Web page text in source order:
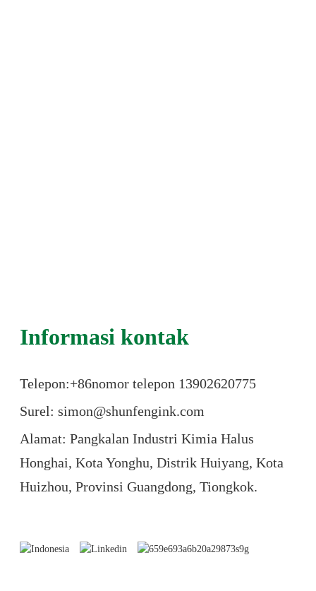
Informasi kontak
Telepon:+86nomor telepon 13902620775
Surel: simon@shunfengink.com
Alamat: Pangkalan Industri Kimia Halus
Honghai, Kota Yonghu, Distrik Huiyang, Kota
Huizhou, Provinsi Guangdong, Tiongkok.